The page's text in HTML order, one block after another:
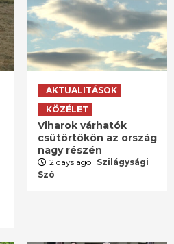
AKTUALITÁSOK
KÖZÉLET
Viharok várhatók
csütörtökön az ország
nagy részén
2 days ago Szilágysági
Szó